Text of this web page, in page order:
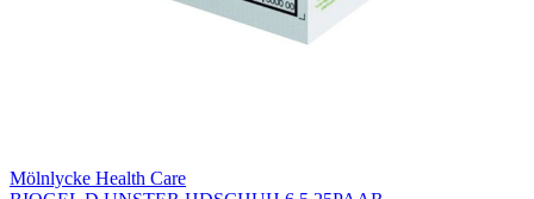
Mölnlycke Health Care